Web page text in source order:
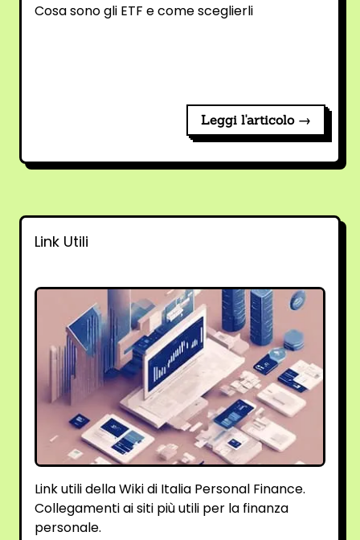
Cosa sono gli ETF e come sceglierli
Leggi l'articolo →
Link Utili
Link utili della Wiki di Italia Personal Finance.
Collegamenti ai siti più utili per la finanza
personale.